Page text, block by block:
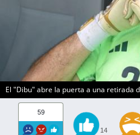
El "Dibu" abre la puerta a una retirada
59
14